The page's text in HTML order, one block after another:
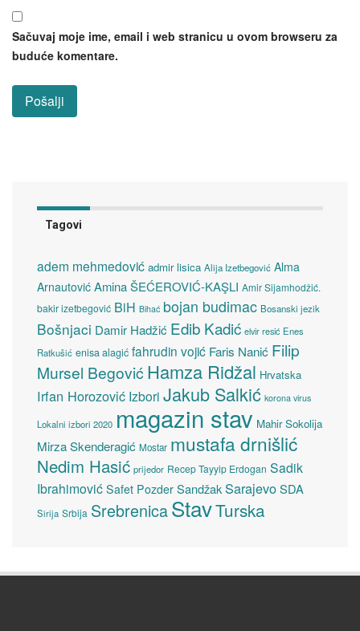
Sačuvaj moje ime, email i web stranicu u ovom browseru za
buduće komentare.
Tagovi
adem mehmedović admir lisica Alija Izetbegović Alma
Arnautović Amina ŠEĆEROVIĆ-KAŞLI Amir Sijamhodžić.
bakir izetbegović BiH Bihać bojan budimac Bosanski jezik
Bošnjaci Damir Hadžić Edib Kadić elvir resić Enes
Ratkušić enisa alagić fahrudin vojić Faris Nanić Filip
Mursel Begović Hamza Ridžal Hrvatska
Irfan Horozović Izbori Jakub Salkić korona virus
Lokalni izbori 2020 magazin stav Mahir Sokolija
Mirza Skenderagić Mostar mustafa drnišlić
Nedim Hasić prijedor Recep Tayyip Erdogan Sadik
Ibrahimović Safet Pozder SandžakSarajevoSDA
Sirija Srbija SrebrenicaStavTurska